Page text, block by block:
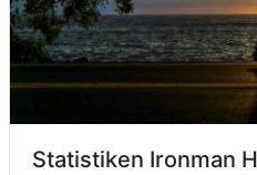
Statistiken Ironman